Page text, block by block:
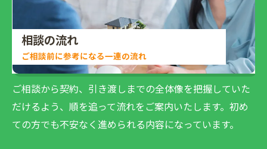
相談の流れ
ご相談前に参考になる一連の流れ
ご相談から契約、引き渡しまでの全体像を把握していた
だけるよう、順を追って流れをご案内いたします。初め
ての方でも不安なく進められる内容になっています。